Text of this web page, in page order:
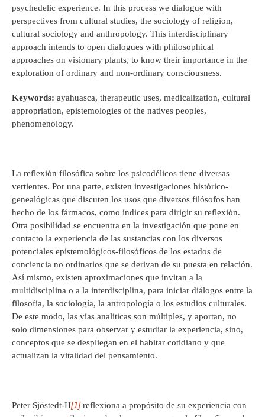
psychedelic experience. In this process we dialogue with
perspectives from cultural studies, the sociology of religion,
cultural sociology and anthropology. This interdisciplinary
approach intends to open dialogues with philosophical
approaches on visionary plants, to know their importance in the
exploration of ordinary and non-ordinary consciousness.
Keywords: ayahuasca, therapeutic uses, medicalization, cultural
appropriation, epistemologies of the natives peoples,
phenomenology.
La reflexión filosófica sobre los psicodélicos tiene diversas
vertientes. Por una parte, existen investigaciones histórico-
genealógicas que discuten los usos que diversos filósofos han
hecho de los fármacos, como índices para dirigir su reflexión.
Otra posibilidad se encuentra en la investigación que pone en
contacto la experiencia de las sustancias con los diversos
potenciales epistemológicos-filosóficos de los estados de
conciencia no ordinarios que se derivan de su puesta en relación.
Así mismo, existen aproximaciones que invitan a la
multidisciplina o a la interdisciplina, para iniciar diálogos entre la
filosofía, la sociología, la antropología o los estudios culturales.
De este modo, las vías analíticas son múltiples, y aportan, no
solo dimensiones para observar y estudiar la experiencia, sino,
conceptos que se despliegan en el habitar cotidiano y que
actualizan la vitalidad del pensamiento.
Peter Sjöstedt-H[1]reflexiona a propósito de su experiencia con